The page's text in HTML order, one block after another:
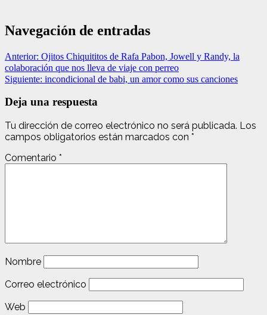
Navegación de entradas
Anterior: Ojitos Chiquititos de Rafa Pabon, Jowell y Randy, la
colaboración que nos lleva de viaje con perreo
Siguiente: incondicional de babi, un amor como sus canciones
Deja una respuesta
Tu dirección de correo electrónico no será publicada. Los
campos obligatorios están marcados con *
Comentario *
Nombre
Correo electrónico
Web